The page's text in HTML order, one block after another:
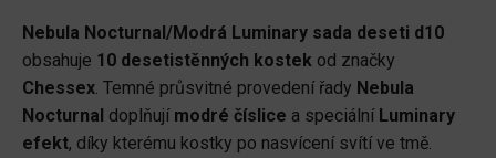
d10
množství
Nebula Nocturnal/Modrá Luminary sada deseti d10
obsahuje 10 desetistěnných kostek od značky
Chessex . Temné průsvitné provedení řady Nebula
Nocturnal doplňují modré číslice a speciální Luminary
efekt, díky kterému kostky po nasvícení svítí ve tmě.